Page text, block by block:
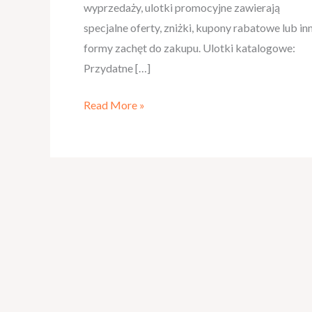
wyprzedaży, ulotki promocyjne zawierają
specjalne oferty, zniżki, kupony rabatowe lub
formy zachęt do zakupu. Ulotki katalogowe:
Przydatne […]
Read More »